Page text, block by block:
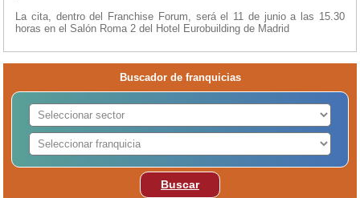
La cita, dentro del Franchise Forum, será el 11 de junio a las 15.30
horas en el Salón Roma 2 del Hotel Eurobuilding de Madrid
Buscador de franquicias
Buscar